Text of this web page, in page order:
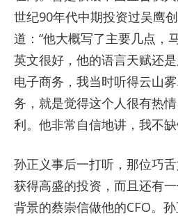
世纪90年代中期投资过吴鹰
道：“他大概写了主要几点，
英文很好，他的语言天赋还
电子商务，我当时听得云山
务，就是觉得这个人很有热
利。他非常自信地讲，我不缺
孙正义事后一打听，那位巧
获得高盛的投资，而且还有
背景的蔡崇信做他的CFO。